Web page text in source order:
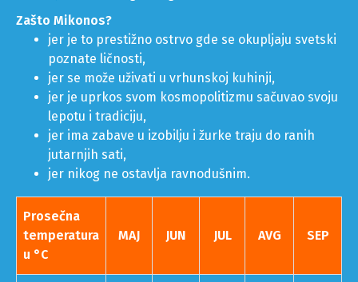
Ornos, Agios Stefanos, Platis Gialos, Elia, Psarou,
Paranga, Paradise, Super Paradise, Agrari, Kalo Livadi,
Korfos, Ftelia i mnoge druge.
Zašto Mikonos?
jer je to prestižno ostrvo gde se okupljaju svetski
poznate ličnosti,
jer se može uživati u vrhunskoj kuhinji,
jer je uprkos svom kosmopolitizmu sačuvao svoju
lepotu i tradiciju,
jutarnjih sati,
jer nikog ne ostavlja ravnodušnim.
Prosečna